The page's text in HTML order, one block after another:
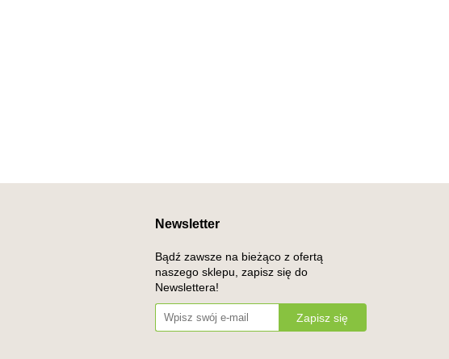
Newsletter
Bądź zawsze na bieżąco z ofertą
naszego sklepu, zapisz się do
Newslettera!